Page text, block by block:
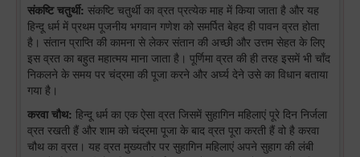
संकष्टि चतुर्थी: संकष्टि चतुर्थी का व्रत प्रत्येक माह में किया जाता है और यह
हिन्दू धर्म में प्रथम पूजनीय भगवान गणेश को समर्पित बेहद ही पावन व्रत होता
है। संतान प्राप्ति की कामना से लेकर संतान की अच्छी और उत्तम सेहत के लिए
इस व्रत का बहुत महात्मय माना जाता है। पूर्णिमा व्रत की ही तरह इसमें भी चाँद
निकलने के समय पर चंद्रमा की पूजा करने और अर्घ्य देने उसे का विधान बताया
गया है।
करवा चौथ: हिन्दू धर्म का एक ऐसा व्रत जिसमें सुहागिन महिलाएं पूरे दिन निर्जला
व्रत रखती हैं और शाम को चंद्रमा पूजा के बाद व्रत पूरा करती हैं वो है करवा
चौथ का व्रत। यह व्रत मुख्यतौर पर सुहागिन महिलाएं अपने सुहाग की लंबी